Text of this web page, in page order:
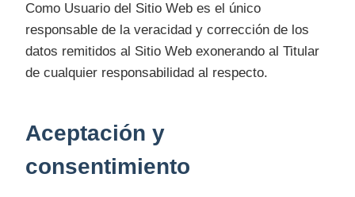
Como Usuario del Sitio Web es el único
responsable de la veracidad y corrección de los
datos remitidos al Sitio Web exonerando al Titular
de cualquier responsabilidad al respecto.
Aceptación y
consentimiento